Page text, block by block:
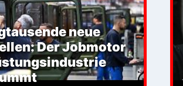
neue
Der Jobmotor